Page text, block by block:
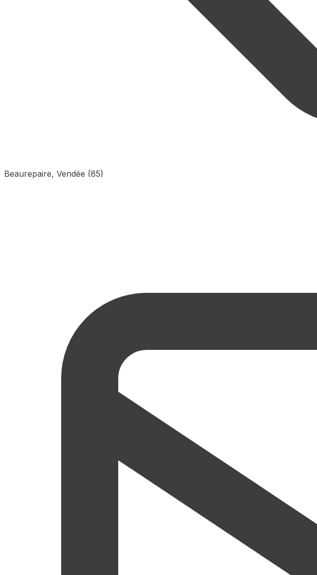
Beaurepaire, Vendée (85)